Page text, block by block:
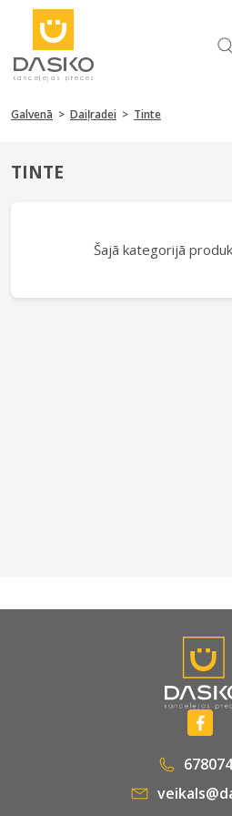
Galvenā > Daiļradei > Tinte
TINTE
Šajā kategorijā